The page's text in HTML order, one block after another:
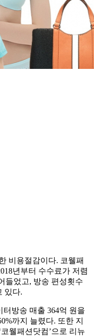
비용절감이다. 코웰패
년부터 수수료가 저렴
들었고, 방송 편성횟수
있다.
방송 매출 364억 원을
까지 늘렸다. 또한 지
웰패션닷컴’으로 리뉴